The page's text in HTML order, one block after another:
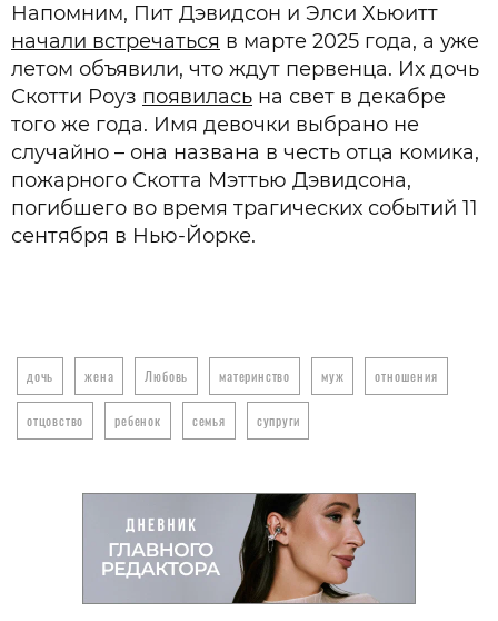
Напомним, Пит Дэвидсон и Элси Хьюитт
начали встречаться в марте 2025 года, а уже
летом объявили, что ждут первенца. Их дочь
Скотти Роуз появилась на свет в декабре
того же года. Имя девочки выбрано не
случайно – она названа в честь отца комика,
пожарного Скотта Мэттью Дэвидсона,
погибшего во время трагических событий 11
сентября в Нью-Йорке.
дочь жена Любовь материнство муж отношения
отцовство ребенок семья супруги